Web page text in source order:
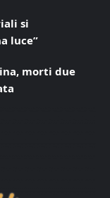
si
luce”
morti due